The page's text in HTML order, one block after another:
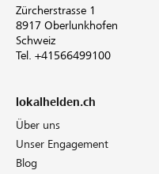
Zürcherstrasse 1
8917 Oberlunkhofen
Schweiz
Tel. +41566499100
lokalhelden.ch
Über uns
Unser Engagement
Blog